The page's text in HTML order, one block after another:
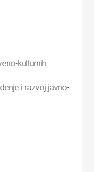
kulturnih
i razvoj javno-